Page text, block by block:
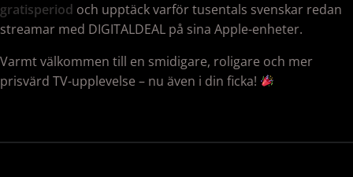
gratisperiod och upptäck varför tusentals svenskar redan
streamar med DIGITALDEAL på sina Apple-enheter.
Varmt välkommen till en smidigare, roligare och mer
prisvärd TV-upplevelse – nu även i din ficka!